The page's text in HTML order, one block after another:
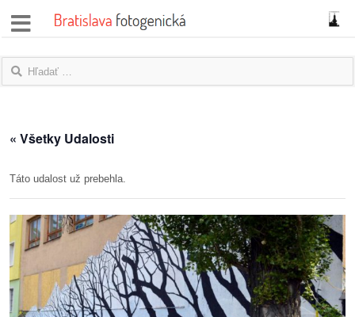
správy
názory
blogy
fotky
protesty
« Všetky Udalosti
Táto udalost už prebehla.